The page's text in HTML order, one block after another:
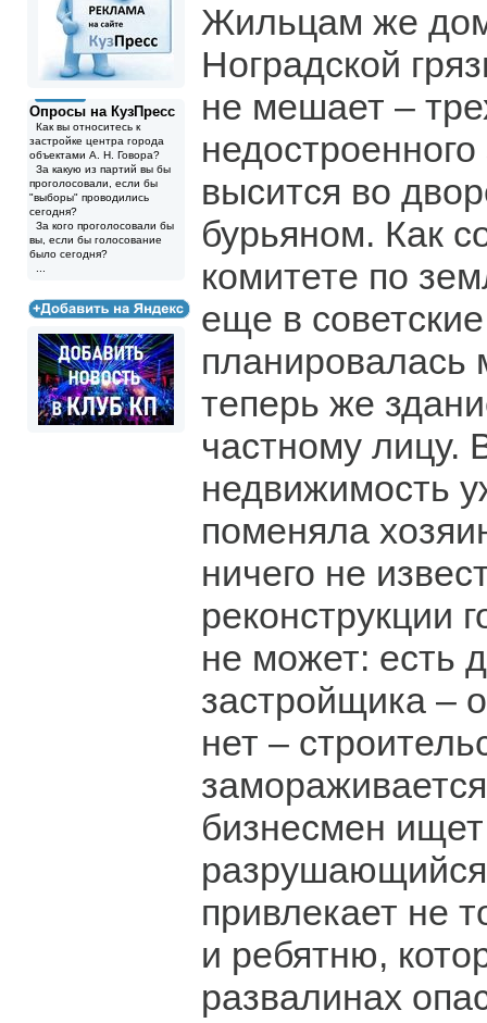
Опросы на КузПресс
Как вы относитесь к
застройке центра города
объектами А. Н. Говора?
За какую из партий вы бы
проголосовали, если бы
"выборы" проводились
сегодня?
За кого проголосовали бы
вы, если бы голосование
было сегодня?
Жильцам же
Ноградской
не мешает –
высится во
бурьяном. Как
комитете по
еще в
планировалась
теперь же
частному лицу.
недвижимость
поменяла
ничего не
реконструкции
не может: есть
застройщика –
нет –
бизнесмен
разрушающийся
привлекает не
и ребятню,
развалинах